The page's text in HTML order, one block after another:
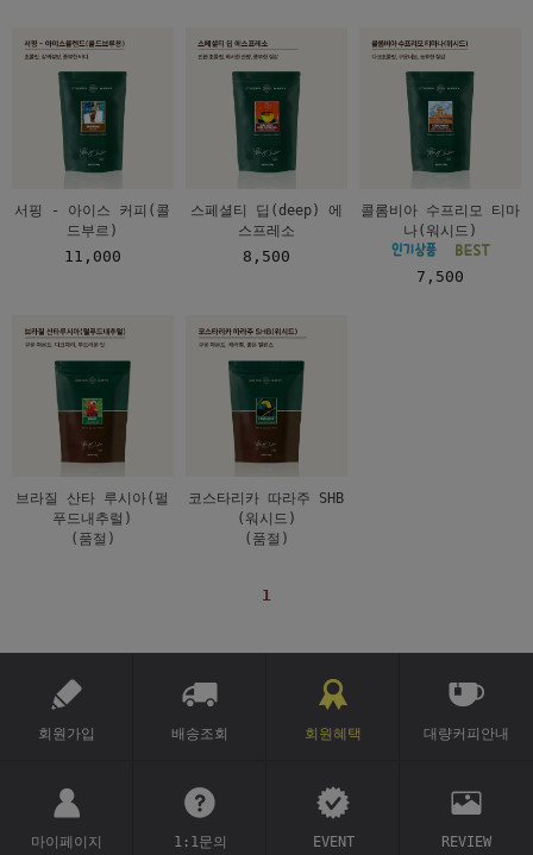
서핑 - 아이스 커피(콜
드부르)
11,000
스페셜티 딥(deep) 에
스프레소
8,500
콜롬비아 수프리모 티마
나(워시드)
7,500
브라질 산타 루시아(펄
푸드내추럴)
(품절)
코스타리카 따라주 SHB
(워시드)
(품절)
1
회원가입 배송조회 회원혜택 대량커피안내
마이페이지 1:1문의 EVENT REVIEW